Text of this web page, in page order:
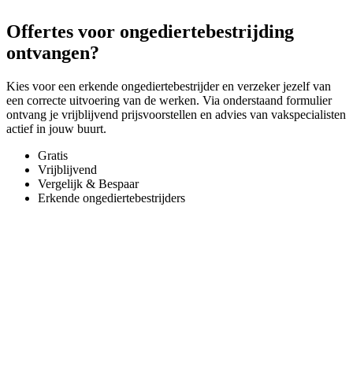
Offertes voor ongediertebestrijding
ontvangen?
Kies voor een erkende ongediertebestrijder en verzeker jezelf van
een correcte uitvoering van de werken. Via onderstaand formulier
ontvang je vrijblijvend prijsvoorstellen en advies van vakspecialisten
actief in jouw buurt.
Gratis
Vrijblijvend
Vergelijk & Bespaar
Erkende ongediertebestrijders